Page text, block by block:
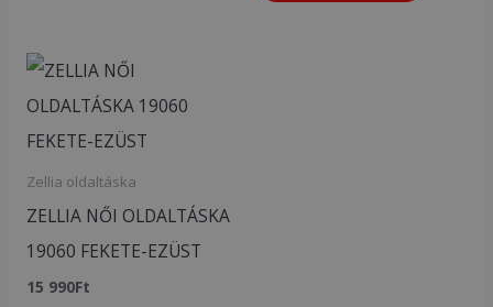
Zellia oldaltáska
ZELLIA NŐI OLDALTÁSKA
19060 FEKETE-EZÜST
15 990Ft